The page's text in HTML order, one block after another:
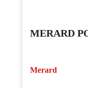
MERARD
Merard